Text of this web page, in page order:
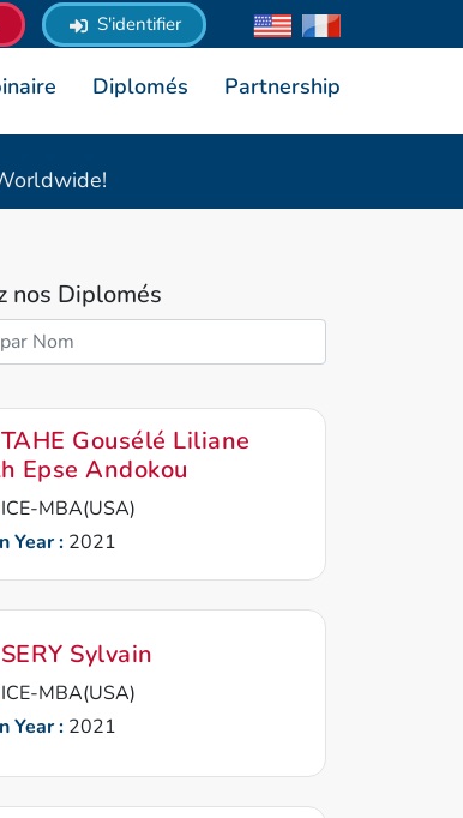
S'identifier
Diplomés Partnership
nos Diplomés
TAHE Gousélé Liliane
Epse Andokou
ICE-MBA(USA)
Year : 2021
SERY Sylvain
ICE-MBA(USA)
Year : 2021